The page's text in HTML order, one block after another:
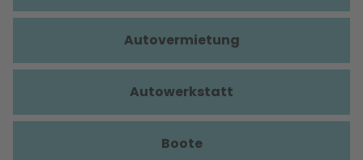
Autovermietung
Autowerkstatt
Boote